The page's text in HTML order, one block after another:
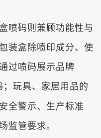
喷码则兼顾功能性与
装盒除喷印成分、使
过喷码展示品牌
玩具、家居用品的
全警示、生产标准
监管要求。